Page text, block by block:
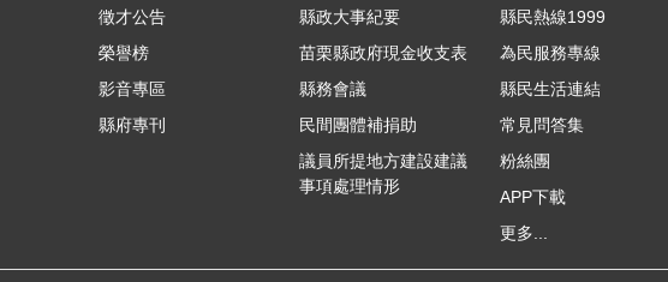
徵才公告
榮譽榜
影音專區
縣府專刊
縣政大事紀要
苗栗縣政府現金收支表
縣務會議
民間團體補捐助
議員所提地方建設建議
事項處理情形
縣民熱線1999
為民服務專線
縣民生活連結
常見問答集
粉絲團
APP下載
更多...